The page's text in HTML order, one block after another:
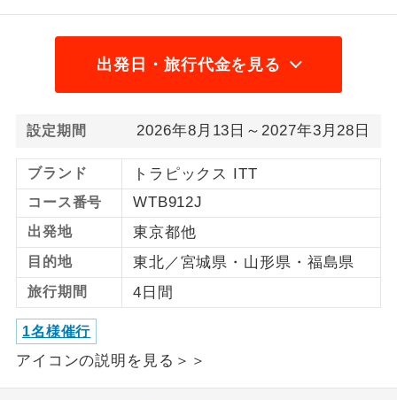
出発日・旅行代金を見る
設定期間 2026年8月13日～2027年3月28日
ブランド トラピックス ITT
コース番号 WTB912J
出発地 東京都他
目的地 東北／宮城県・山形県・福島県
旅行期間 4日間
1名様催行
アイコンの説明を見る＞＞
2名様から出発可能な個人型プランで
す。
1名様1室同代
金
1名様1室利用でも追加料金がかからない
コースです。
ご夫婦限定
ご夫婦限定でご参加いただけるコースで
す。
女性限定
女性限定でご参加いただけるコースで
す。
年齢制限あり
です。
利用航空会社が指定なので、ご出発の計